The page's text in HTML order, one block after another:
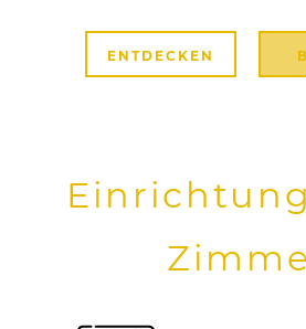
ENTDECKEN